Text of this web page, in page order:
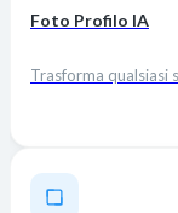
Foto Profilo IA
Trasforma qualsiasi